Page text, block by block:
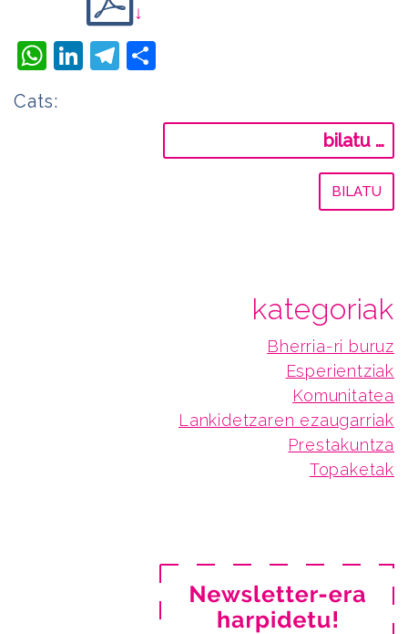
↓
WhatsApp
LinkedIn
Telegram
Cats:
kategoriak
Bherria-ri buruz
Esperientziak
Komunitatea
Lankidetzaren ezaugarriak
Prestakuntza
Topaketak